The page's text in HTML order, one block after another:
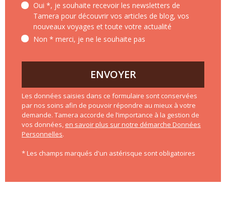
Oui *, je souhaite recevoir les newsletters de
Tamera pour découvrir vos articles de blog, vos
nouveaux voyages et toute votre actualité
Non * merci, je ne le souhaite pas
ENVOYER
Les données saisies dans ce formulaire sont conservées
par nos soins afin de pouvoir répondre au mieux à votre
demande. Tamera accorde de l’importance à la gestion de
vos données, en savoir plus sur notre démarche Données
Personnelles.
* Les champs marqués d'un astérisque sont obligatoires